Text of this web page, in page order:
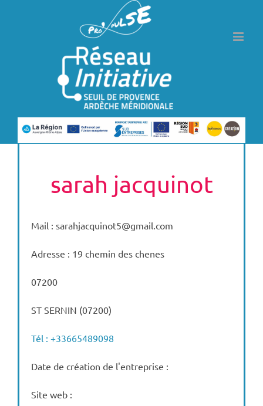
sarah jacquinot
Mail : sarahjacquinot5@gmail.com
Adresse : 19 chemin des chenes
07200
ST SERNIN (07200)
Tél : +33665489098
Date de création de l'entreprise :
Site web :